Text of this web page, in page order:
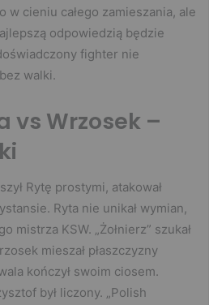
w cieniu całego zamieszania, ale
odpowiedzią będzie
fighter nie
walki.
vs Wrzosek –
Rytę prostymi, atakował
Ryta nie unikał wymian,
mistrza KSW. „Żołnierz” szukał
mieszał płaszczyzny
kończył swoim ciosem.
był liczony. „Polish